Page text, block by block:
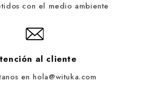
con el medio ambiente
al cliente
en hola@wituka.com